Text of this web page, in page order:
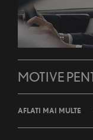
MOTIVE
AFLATI MAI MULTE